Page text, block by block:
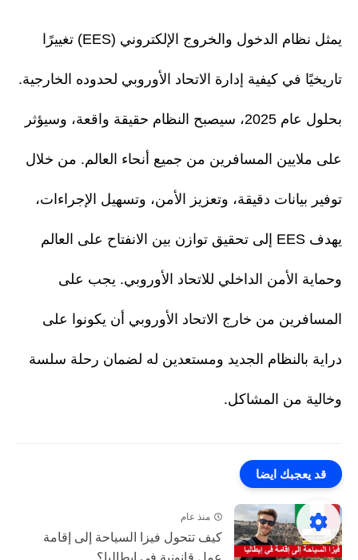
يمثل نظام الدخول والخروج الإلكتروني (EES) تغييرًا
تاريخيًا في كيفية إدارة الاتحاد الأوروبي لحدوده الخارجية.
بحلول عام 2025، سيصبح النظام حقيقة واقعة، وسيؤثر
على ملايين المسافرين من جميع أنحاء العالم. من خلال
توفير بيانات دقيقة، وتعزيز الأمن، وتسهيل الإجراءات،
يهدف EES إلى تحقيق توازن بين الانفتاح على العالم
وحماية الأمن الداخلي للاتحاد الأوروبي. يجب على
المسافرين من خارج الاتحاد الأوروبي أن يكونوا على
دراية بالنظام الجديد ومستعدين له لضمان رحلة سلسة
وخالية من المشاكل.
قد يعجبك ايضا
منذ عام
كيف تتحول فيزا السياحة إلى إقامة
عمل قانونية في إيطاليا؟